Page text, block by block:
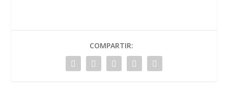
COMPARTIR: